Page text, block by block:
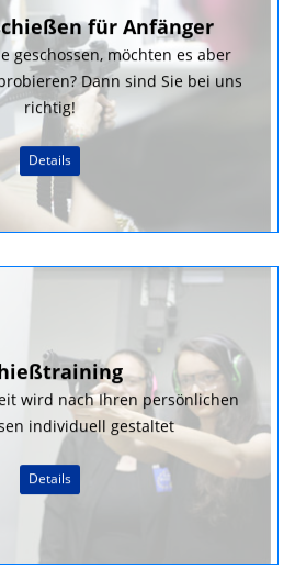
für Anfänger
geschossen, möchten es aber
Dann sind Sie bei uns
richtig!
Details
wird nach Ihren persönlichen
individuell gestaltet
Details